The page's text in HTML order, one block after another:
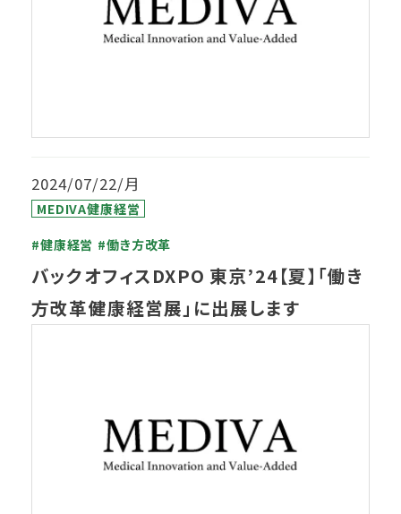
2024/07/22/月
MEDIVA健康経営
#健康経営 #働き方改革
バックオフィスDXPO 東京’24【夏】「働き
方改革健康経営展」に出展します